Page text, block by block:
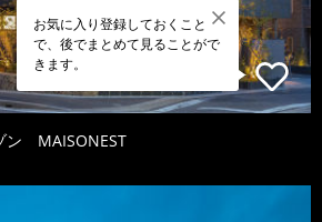
お気に入り登録しておくこと
で、後でまとめて見ることがで
きます。
ン MAISONEST